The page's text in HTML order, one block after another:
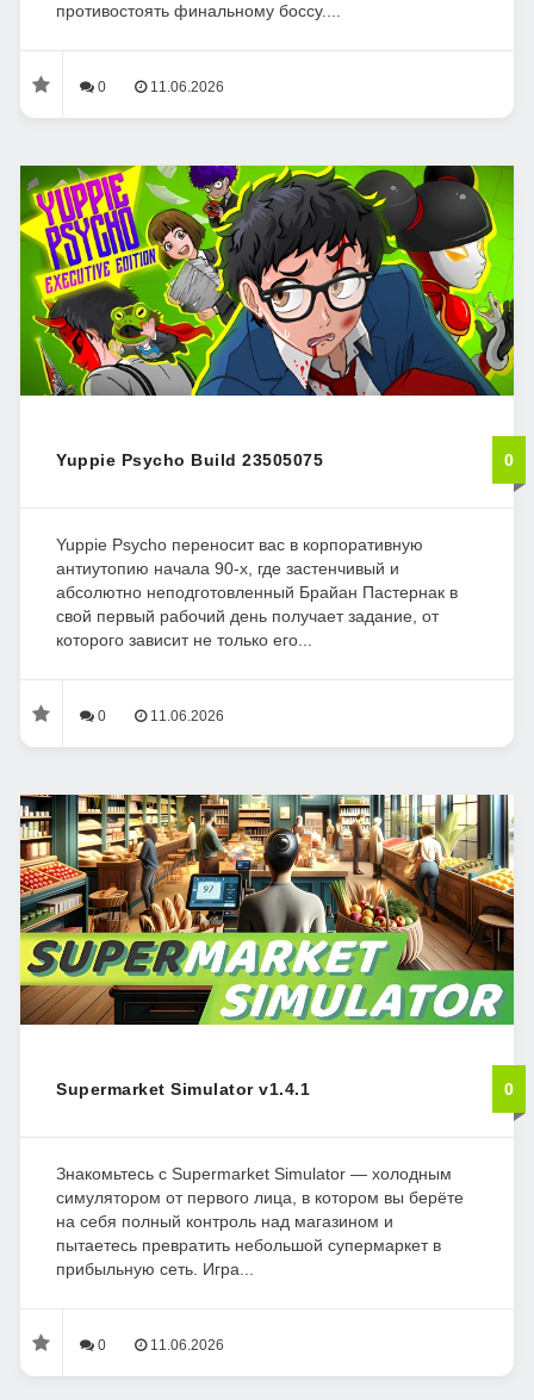
противостоять финальному боссу....
0 11.06.2026
Yuppie Psycho Build 23505075 0
Yuppie Psycho переносит вас в корпоративную
антиутопию начала 90-х, где застенчивый и
абсолютно неподготовленный Брайан Пастернак в
свой первый рабочий день получает задание, от
которого зависит не только его...
0 11.06.2026
Supermarket Simulator v1.4.1 0
Знакомьтесь с Supermarket Simulator — холодным
симулятором от первого лица, в котором вы берёте
на себя полный контроль над магазином и
пытаетесь превратить небольшой супермаркет в
прибыльную сеть. Игра...
0 11.06.2026